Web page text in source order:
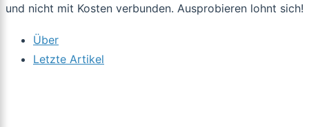
und nicht mit Kosten verbunden. Ausprobieren lohnt sich!
Über
Letzte Artikel